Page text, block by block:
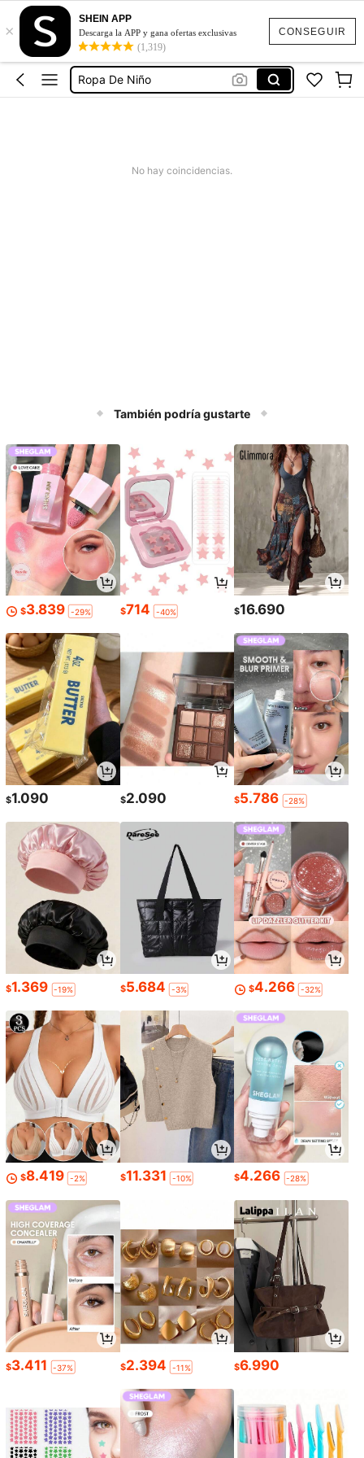
CONSEGUIR
×
SHEIN APP
Descarga la APP y gana ofertas exclusivas
(1,319)
Katseye
Playeras De Niño
Camisas Para Niño
Ropa De Niño
No hay coincidencias.
También podría gustarte
$3.839 -29% $714 -40% $16.690
$1.090 $2.090 $5.786 -28%
$1.369 -19% $5.684 -3% $4.266 -32%
$8.419 -2% $11.331 -10% $4.266 -28%
$3.411 -37% $2.394 -11% $6.990